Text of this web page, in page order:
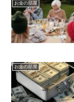
お金の部屋
お金の部屋